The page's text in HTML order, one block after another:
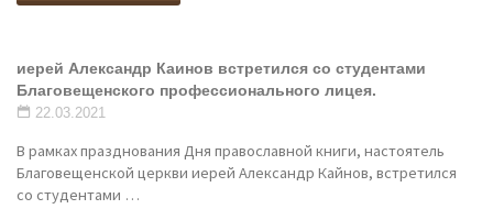
в
Торжества
иерей Александр Каинов встретился со студентами
Благовещенского профессионального лицея.
22.03.2021
В рамках празднования Дня православной книги, настоятель
Благовещенской церкви иерей Александр Кайнов, встретился
со студентами …